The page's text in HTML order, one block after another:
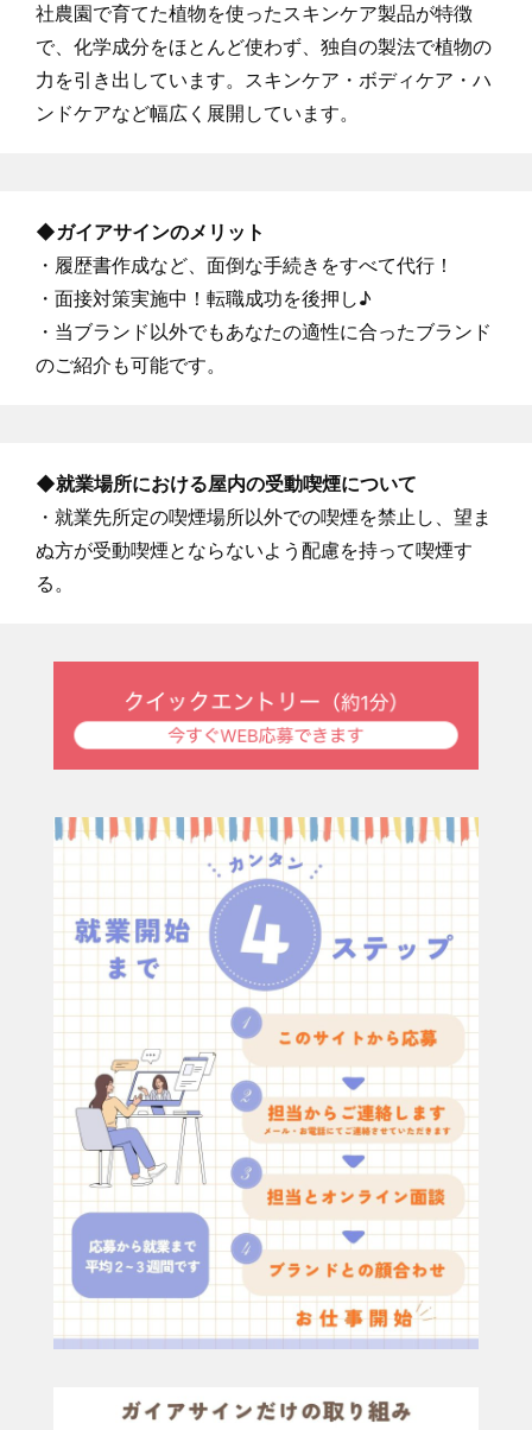
社農園で育てた植物を使ったスキンケア製品が特徴
で、化学成分をほとんど使わず、独自の製法で植物の
力を引き出しています。スキンケア・ボディケア・ハ
ンドケアなど幅広く展開しています。
◆ガイアサインのメリット
・履歴書作成など、面倒な手続きをすべて代行！
・面接対策実施中！転職成功を後押し♪
・当ブランド以外でもあなたの適性に合ったブランド
のご紹介も可能です。
◆就業場所における屋内の受動喫煙について
・就業先所定の喫煙場所以外での喫煙を禁止し、望ま
ぬ方が受動喫煙とならないよう配慮を持って喫煙す
る。